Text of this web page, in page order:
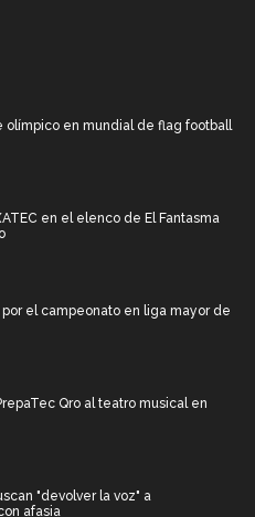
olímpico en mundial de flag football
en el elenco de El Fantasma
por el campeonato en liga mayor de
Qro al teatro musical en
"devolver la voz" a
afasia